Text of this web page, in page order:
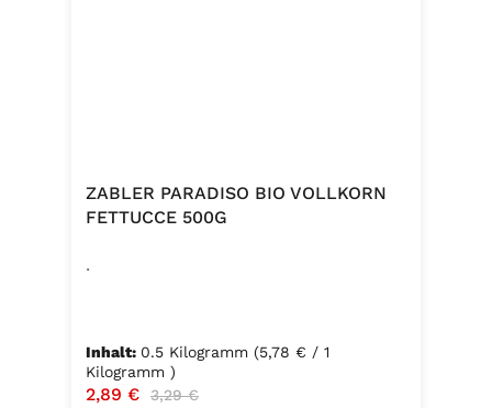
ZABLER PARADISO BIO VOLLKORN
FETTUCCE 500G
.
Inhalt: 0.5 Kilogramm (5,78 € / 1
Kilogramm )
Verkaufspreis:
2,89 € Regulärer Preis:
3,29 €